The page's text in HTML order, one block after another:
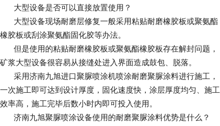
大型设备是否可以直接放置使用？
大型设备现场耐磨层修复一般采用粘贴耐磨橡胶板或聚氨酯
橡胶板或刮涂聚氨酯固化胶等办法。
但是使用的粘贴耐磨橡胶板或聚氨酯橡胶板存在解封问题，
矿浆大型设备很容易从接缝处进入界面造成鼓包、脱落。
采用济南九旭进口聚脲喷涂机喷涂耐磨聚脲涂料进行施工，
一次施工即可达到设计厚度，固化速度快，涂层厚度均匀、施工
效率高，施工完毕后数小时内即可投入使用。
济南九旭聚脲喷涂设备使用的耐磨聚脲涂料优势是什么？